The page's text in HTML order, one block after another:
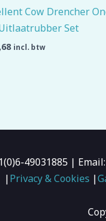
Cow Drencher
Set
incl. btw
49031885 |
|Privacy & Cookies |